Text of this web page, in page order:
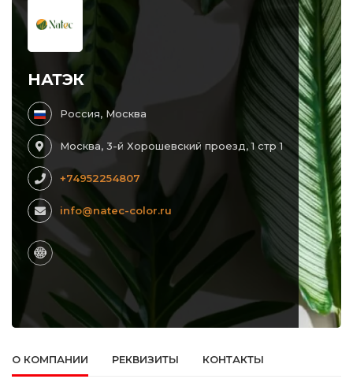
НАТЭК
Россия, Москва
Москва, 3-й Хорошевский проезд, 1 стр 1
+74952254807
info@natec-color.ru
О КОМПАНИИ РЕКВИЗИТЫ КОНТАКТЫ